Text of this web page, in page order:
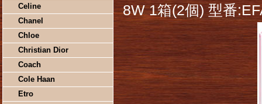
Celine
Chanel
Chloe
Christian Dior
Coach
Cole Haan
Etro
8W 1箱(2個) 型番